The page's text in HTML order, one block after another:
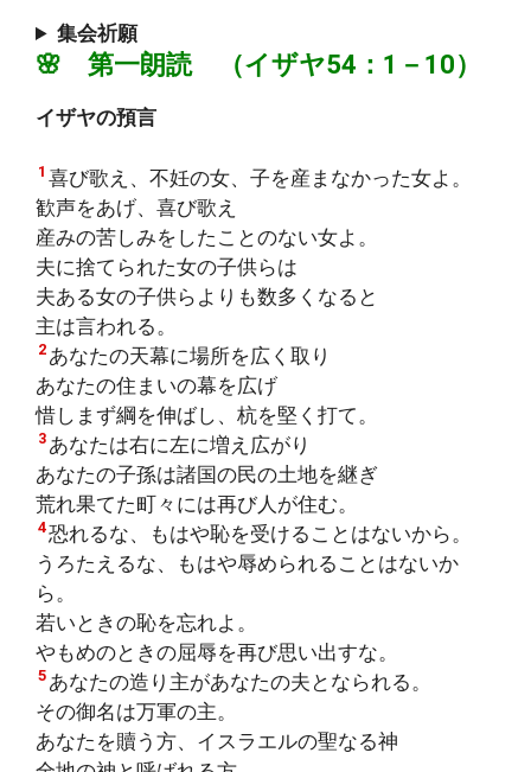
集会祈願
🌸 第一朗読 （イザヤ54：1－10）
イザヤの預言
1 喜び歌え、不妊の女、子を産まなかった女よ。
歓声をあげ、喜び歌え
産みの苦しみをしたことのない女よ。
夫に捨てられた女の子供らは
夫ある女の子供らよりも数多くなると
主は言われる。
2 あなたの天幕に場所を広く取り
あなたの住まいの幕を広げ
惜しまず綱を伸ばし、杭を堅く打て。
3 あなたは右に左に増え広がり
あなたの子孫は諸国の民の土地を継ぎ
荒れ果てた町々には再び人が住む。
4恐れるな、もはや恥を受けることはないから。
うろたえるな、もはや辱められることはないか
ら。
若いときの恥を忘れよ。
やもめのときの屈辱を再び思い出すな。
5 あなたの造り主があなたの夫となられる。
その御名は万軍の主。
あなたを贖う方、イスラエルの聖なる神